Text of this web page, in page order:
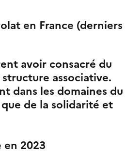
en France (derniers
avoir consacré du
associative.
dans les domaines du
de la solidarité et
2023